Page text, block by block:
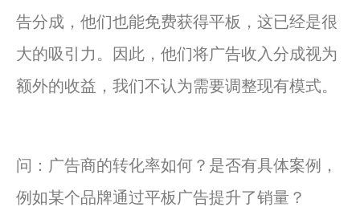
告分成，他们也能免费获得平板，这已经是很
大的吸引力。因此，他们将广告收入分成视为
额外的收益，我们不认为需要调整现有模式。
问：广告商的转化率如何？是否有具体案例，
例如某个品牌通过平板广告提升了销量？